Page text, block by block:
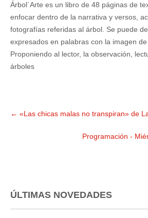
Árbol´Arte es un libro de 48 páginas de
enfocar dentro de la narrativa y versos,
fotografías referidas al árbol. Se puede
expresados en palabras con la imagen
Proponiendo al lector, la observación,
árboles
← «Las chicas malas no transpiran» de
Programación -
ÚLTIMAS NOVEDADES